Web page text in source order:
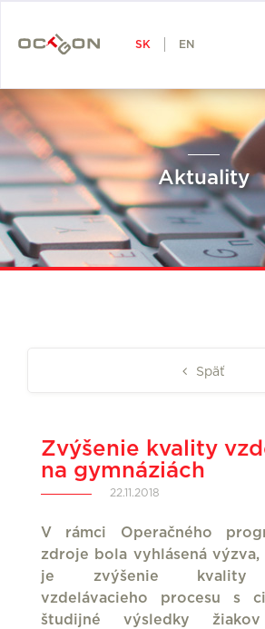
Octigon, a.s. SK
SK EN
Aktuality
Späť
Zvýšenie kvality
na gymnáziách
22.11.2018
V rámci Operačného
zdroje bola vyhlásená
je zvýšenie kvality
vzdelávacieho procesu s
študijné výsledky